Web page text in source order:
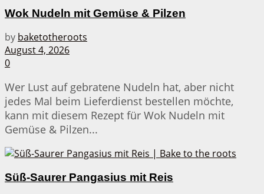
Wok Nudeln mit Gemüse & Pilzen
by baketotheroots
August 4, 2026
0
Wer Lust auf gebratene Nudeln hat, aber nicht
jedes Mal beim Lieferdienst bestellen möchte,
kann mit diesem Rezept für Wok Nudeln mit
Gemüse & Pilzen...
Süß-Saurer Pangasius mit Reis